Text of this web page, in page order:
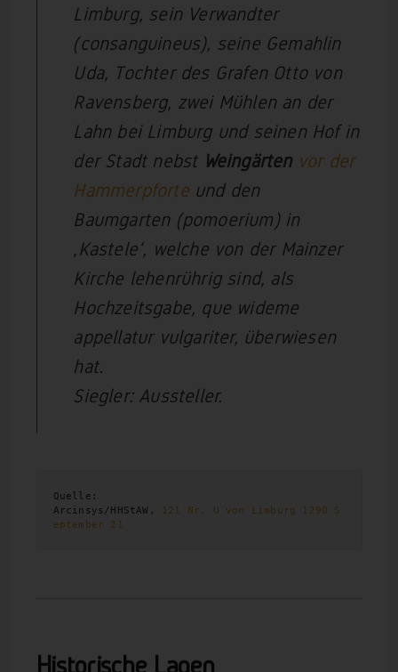
Limburg, sein Verwandter
(consanguineus), seine Gemahlin
Uda, Tochter des Grafen Otto von
Ravensberg, zwei Mühlen an der
Lahn bei Limburg und seinen Hof in
der Stadt nebst Weingärten vor der
Hammerpforte und den
Baumgarten (pomoerium) in
‚Kastele‘, welche von der Mainzer
Kirche lehenrührig sind, als
Hochzeitsgabe, que wideme
appellatur vulgariter, überwiesen
hat.
Siegler: Aussteller.
Quelle:
Arcinsys/HHStAW, 121 Nr. U von Limburg 1290 S
eptember 21
Historische Lagen